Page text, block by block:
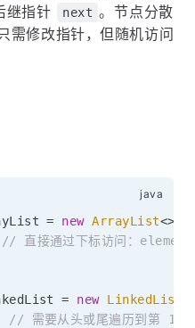
继指针 next 。节点分散
需修改指针，但随机访问
= new ArrayList<>
// 直接通过下标访问：
= new LinkedList
// 需要从头或尾遍历到第